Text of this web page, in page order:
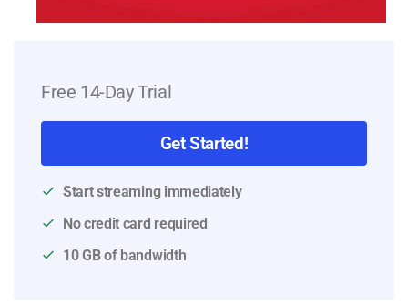
Free 14-Day Trial
Get Started!
Start streaming immediately
No credit card required
10 GB of bandwidth